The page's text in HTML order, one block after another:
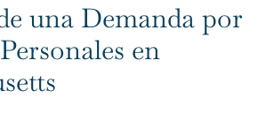
una Demanda por
en